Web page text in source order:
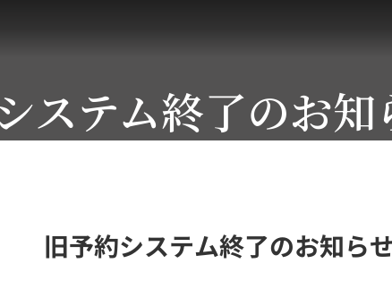
ステム終了のお知
旧予約システム終了のお知らせ